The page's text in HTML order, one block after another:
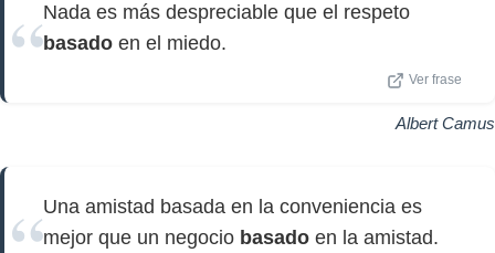
Nada es más despreciable que el respeto
basado en el miedo.
Ver frase
Albert Camus
Una amistad basada en la conveniencia es
mejor que un negocio basado en la amistad.